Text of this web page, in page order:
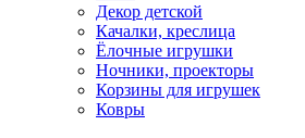
Декор детской
Качалки, креслица
Ёлочные игрушки
Ночники, проекторы
Корзины для игрушек
Ковры